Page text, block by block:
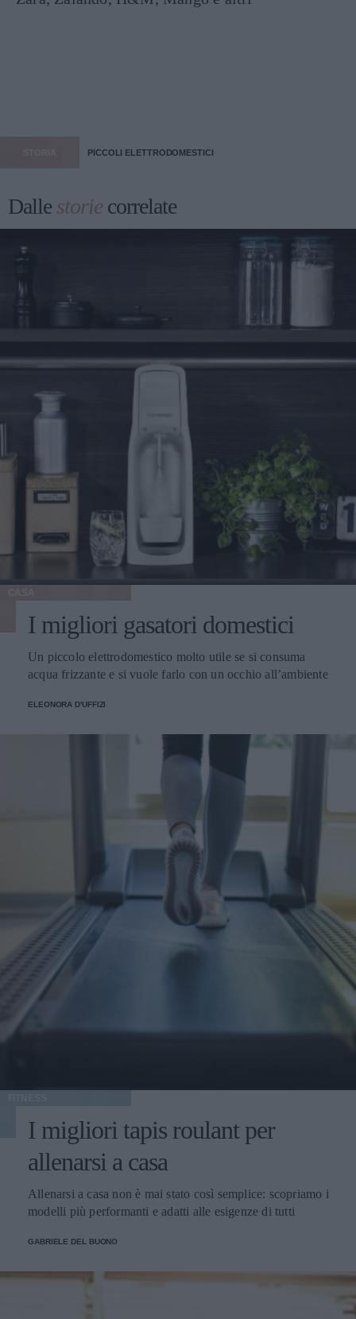
PICCOLI ELETTRODOMESTICI
Dallestoriecorrelate
I migliori gasatori domestici
Un piccolo elettrodomestico molto utile se si consuma
acqua frizzante e si vuole farlo con un occhio all’ambiente
ELEONORA D'UFFIZI
I migliori tapis roulant per
allenarsi a casa
Allenarsi a casa non è mai stato così semplice: scopriamo i
modelli più performanti e adatti alle esigenze di tutti
GABRIELE DEL BUONO